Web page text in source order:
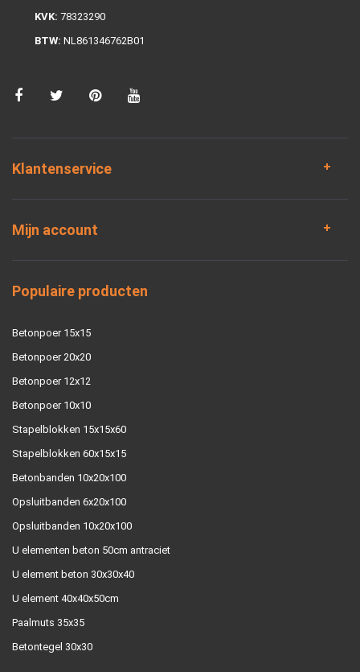
KVK: 78323290
BTW: NL861346762B01
Klantenservice
Mijn account
Populaire producten
Betonpoer 15x15
Betonpoer 20x20
Betonpoer 12x12
Betonpoer 10x10
Stapelblokken 15x15x60
Stapelblokken 60x15x15
Betonbanden 10x20x100
Opsluitbanden 6x20x100
Opsluitbanden 10x20x100
U elementen beton 50cm antraciet
U element beton 30x30x40
U element 40x40x50cm
Paalmuts 35x35
Betontegel 30x30